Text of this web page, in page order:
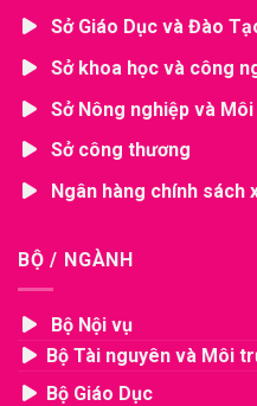
Sở Giáo Dục và Đào
Sở khoa học và công
Sở Nông nghiệp và
Sở công thương
Ngân hàng chính sách
BỘ / NGÀNH
Bộ Nội vụ
Bộ Tài nguyên và Môi
Bộ Giáo Dục